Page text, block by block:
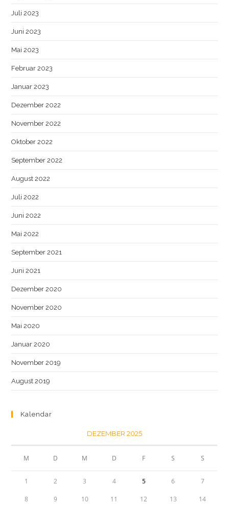
Juli 2023
Juni 2023
Mai 2023
Februar 2023
Januar 2023
Dezember 2022
November 2022
Oktober 2022
September 2022
August 2022
Juli 2022
Juni 2022
Mai 2022
September 2021
Juni 2021
Dezember 2020
November 2020
Mai 2020
Januar 2020
November 2019
August 2019
Kalendar
DEZEMBER 2025
M D M D F S S
1 2 3 4 5 6 7
8 9 10 11 12 13 14